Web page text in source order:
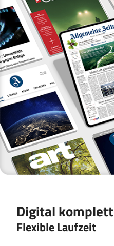
Digital komplett
Flexible Laufzeit